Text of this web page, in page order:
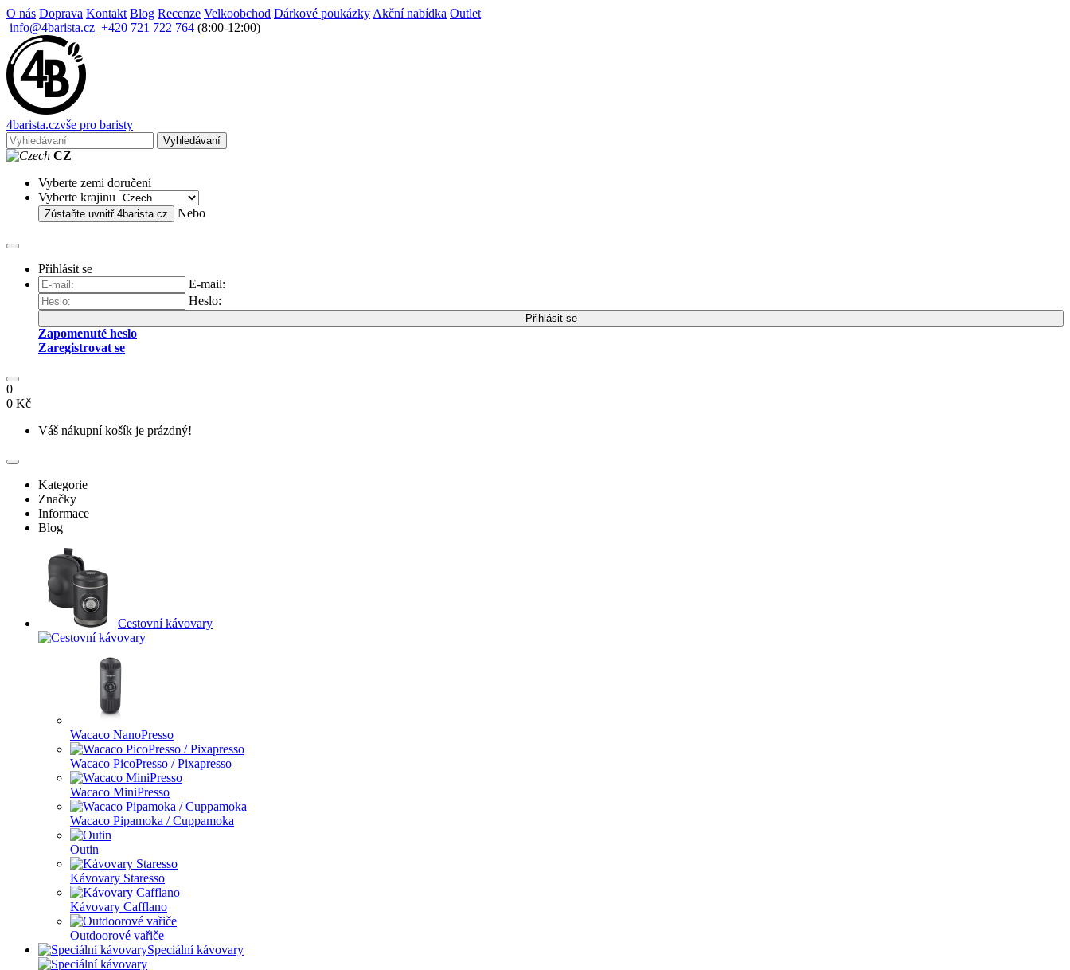
O nás Doprava Kontakt Blog Recenze Velkoobchod Dárkové poukázky Akční nabídka Outlet
info@4barista.cz +420 721 722 764 (8:00-12:00)
4barista.czvše pro baristy
Vyhledávaní
CZ
Vyberte zemi doručení
Vyberte krajinu
Zůstaňte uvnitř 4barista.cz Nebo
Přihlásit se
E-mail:
Heslo:
Přihlásit se
Zapomenuté heslo
Zaregistrovat se
0
0 Kč
Váš nákupní košík je prázdný!
Kategorie
Značky
Informace
Blog
Cestovní kávovary
Wacaco NanoPresso
Wacaco PicoPresso / Pixapresso
Wacaco MiniPresso
Wacaco Pipamoka / Cuppamoka
Outin
Kávovary Staresso
Kávovary Cafflano
Outdoorové vařiče
Speciální kávovary